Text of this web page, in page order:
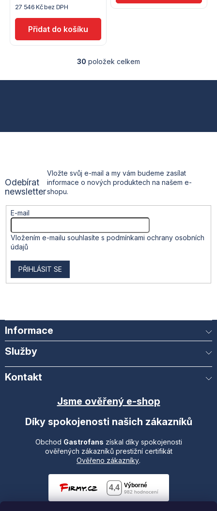
27 546 Kč bez DPH
O
l
í
y
v
p
s
u
30 položek celkem
p
Odebírat
newsletter
Vložte svůj e-mail a my vám budeme zasílat
informace o nových produktech na našem e-
shopu.
E-mail
Vložením e-mailu souhlasíte s podmínkami ochrany osobních
údajů
PŘIHLÁSIT SE
Informace
Služby
Kontakt
Jsme ověřený e-shop
Díky spokojenosti našich zákazníků
Obchod Gastrofans získal díky spokojenosti
ověřených zákazníků prestižní certifikát
Ověřeno zákazníky.